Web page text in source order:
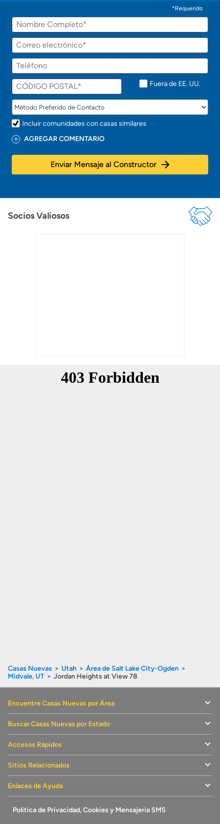
r
á
r
n
t
!
*Requerido
Nombre
Correo
electrónico
Teléfono
Fuera de EE. UU.
Incluir comunidades con casas similares
AGREGAR COMENTARIO
Enviar Mensaje al Constructor
Socios Valiosos
Casas Nuevas Utah
Área de Salt Lake City-Ogden
Midvale, UT
Jordan Heights at View 78
Encuentre Casas Nuevas por Área
Buscar Casas Nuevas por Estado
Accesos Rápidos
Sitios Relacionados
Enlaces de Ayuda
Politica de Privacidad, Cookies y Mensajeria SMS